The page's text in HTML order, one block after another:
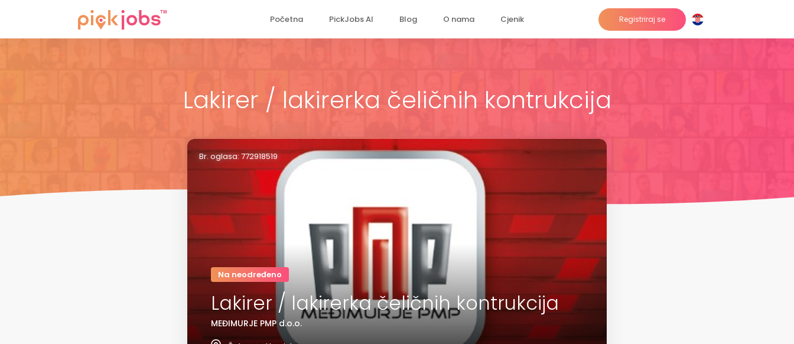
Početna PickJobs AI Blog O nama Cjenik Registriraj se
Lakirer / lakirerka čeličnih kontrukcija
Br. oglasa: 772918519
Na neodređeno
Lakirer / lakirerka čeličnih kontrukcija
MEĐIMURJE PMP d.o.o.